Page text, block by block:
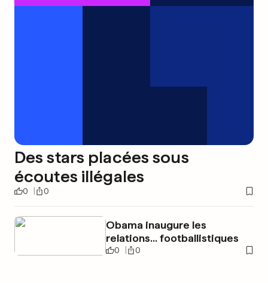
Des stars placées sous
écoutes illégales
0 0
Obama inaugure les
relations... footballistiques
0 0